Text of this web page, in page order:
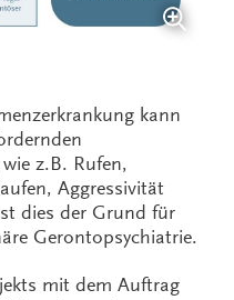
kann
z.B. Rufen,
Aggressivität
dies der Grund für
Gerontopsychiatrie.
mit dem Auftrag